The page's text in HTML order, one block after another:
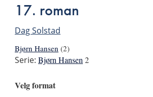
17. roman
Dag Solstad
Bjørn Hansen (2)
Serie: Bjørn Hansen 2
Velg format